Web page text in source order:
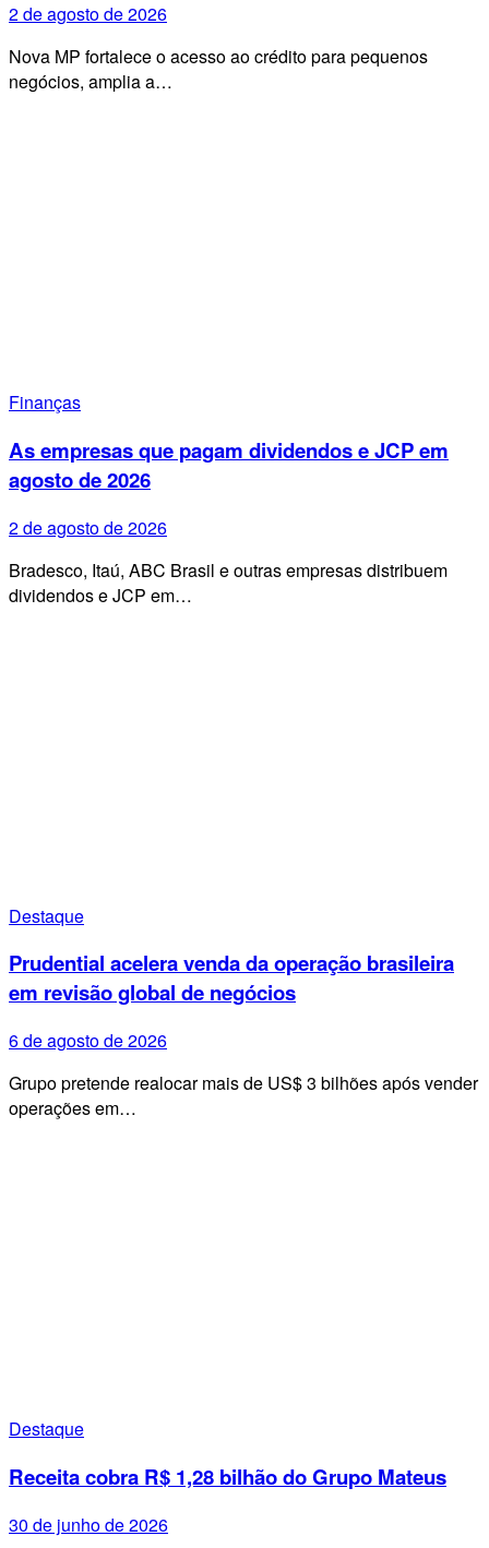
2 de agosto de 2026
Nova MP fortalece o acesso ao crédito para pequenos
negócios, amplia a…
Finanças
As empresas que pagam dividendos e JCP em
agosto de 2026
2 de agosto de 2026
Bradesco, Itaú, ABC Brasil e outras empresas distribuem
dividendos e JCP em…
Destaque
Prudential acelera venda da operação brasileira
em revisão global de negócios
6 de agosto de 2026
Grupo pretende realocar mais de US$ 3 bilhões após vender
operações em…
Destaque
Receita cobra R$ 1,28 bilhão do Grupo Mateus
30 de junho de 2026